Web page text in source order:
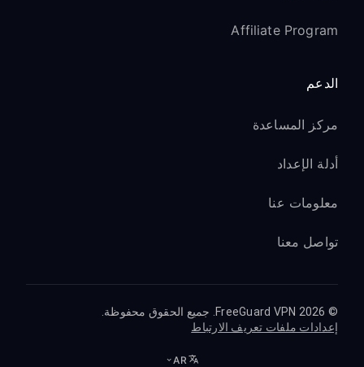
Affiliate Program
الدعم
مركز المساعدة
أدلة الإعداد
معلومات عنا
تواصل معنا
© 2026 FreeGuard VPN. جميع الحقوق محفوظة.
إعدادات ملفات تعريف الارتباط
AR